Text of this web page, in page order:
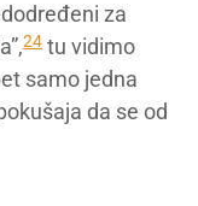
za
24 tu vidimo
samo jedna
da se od